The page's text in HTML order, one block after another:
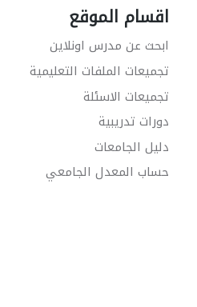
اقسام الموقع
ابحث عن مدرس اونلاين
تجميعات الملفات التعليمية
تجميعات الاسئلة
دورات تدريبية
دليل الجامعات
حساب المعدل الجامعي